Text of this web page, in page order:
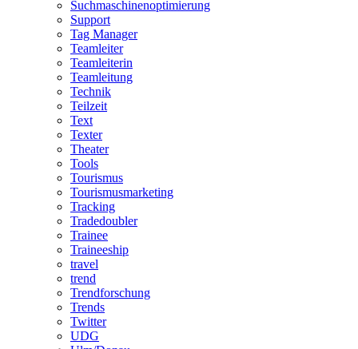
Suchmaschinenoptimierung
Support
Tag Manager
Teamleiter
Teamleiterin
Teamleitung
Technik
Teilzeit
Text
Texter
Theater
Tools
Tourismus
Tourismusmarketing
Tracking
Tradedoubler
Trainee
Traineeship
travel
trend
Trendforschung
Trends
Twitter
UDG